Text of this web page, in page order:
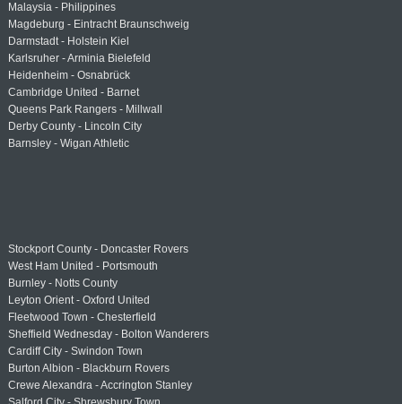
Malaysia - Philippines
Magdeburg - Eintracht Braunschweig
Darmstadt - Holstein Kiel
Karlsruher - Arminia Bielefeld
Heidenheim - Osnabrück
Cambridge United - Barnet
Queens Park Rangers - Millwall
Derby County - Lincoln City
Barnsley - Wigan Athletic
Stockport County - Doncaster Rovers
West Ham United - Portsmouth
Burnley - Notts County
Leyton Orient - Oxford United
Fleetwood Town - Chesterfield
Sheffield Wednesday - Bolton Wanderers
Cardiff City - Swindon Town
Burton Albion - Blackburn Rovers
Crewe Alexandra - Accrington Stanley